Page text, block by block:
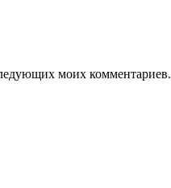
моих комментариев.